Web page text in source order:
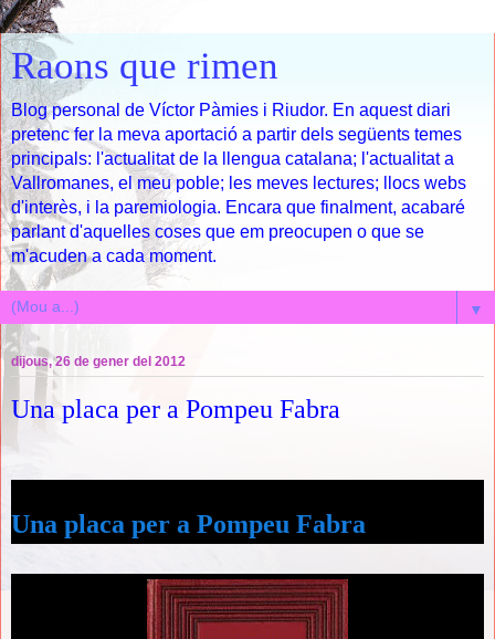
Raons que rimen
Blog personal de Víctor Pàmies i Riudor. En aquest diari
pretenc fer la meva aportació a partir dels següents temes
principals: l'actualitat de la llengua catalana; l'actualitat a
Vallromanes, el meu poble; les meves lectures; llocs webs
d'interès, i la paremiologia. Encara que finalment, acabaré
parlant d'aquelles coses que em preocupen o que se
m'acuden a cada moment.
▼
dijous, 26 de gener del 2012
Una placa per a Pompeu Fabra
Una placa per a Pompeu Fabra